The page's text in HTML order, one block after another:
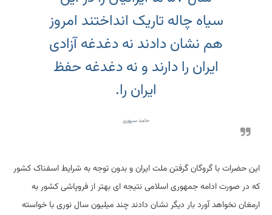
سیاه چاله تاریک انداختند امروز
هم نشان دادند نه دغدغه آزادی
ایران را دارند و نه دغدغه حفظ
ایران را.
حامد سپهری
این حضرات با گروگان گرفتن ملت ایران و بدون توجه به شرایط اسفناک کشور
که در صورت ادامه جمهوری اسلامی نتیجه ای بهتر از فروپاشی کشور به
ارمغان نخواهد آورد بار دیگر نشان دادند چند میلیون سال نوری با خواسته